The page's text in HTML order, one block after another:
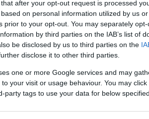
after your opt-out request is processed
on personal information utilized by us
prior to your opt-out. You may separately
by third parties on the IAB’s list of
be disclosed by us to third parties on the
disclose it to other third parties.
one or more Google services and may
your visit or usage behaviour. You may
party tags to use your data for below
Κι όποτε βρισκόμαστε
έδωσε μάχη στην
μορφωμένος, σοβαρός.
και τη μάχη με τον
είπε τότε την αλήθεια στο